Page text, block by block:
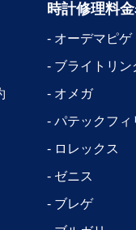
時計修理料
オーデマピゲ
ブライトリン
オメガ
パテックフィ
ロレックス
ゼニス
ブレゲ